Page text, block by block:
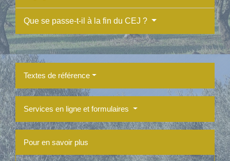
Que se passe-t-il à la fin du CEJ ?
Textes de référence
Services en ligne et formulaires
Pour en savoir plus